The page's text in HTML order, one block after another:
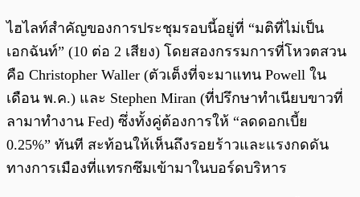
ไฮไลท์สำคัญของการประชุมรอบนี้อยู่ที่ “มติที่ไม่เป็น
เอกฉันท์” (10 ต่อ 2 เสียง) โดยสองกรรมการที่โหวตสวน
คือ Christopher Waller (ตัวเต็งที่จะมาแทน Powell ใน
เดือน พ.ค.) และ Stephen Miran (ที่ปรึกษาทำเนียบขาวที่
ลามาทำงาน Fed) ซึ่งทั้งคู่ต้องการให้ “ลดดอกเบี้ย
0.25%” ทันที สะท้อนให้เห็นถึงรอยร้าวและแรงกดดัน
ทางการเมืองที่แทรกซึมเข้ามาในบอร์ดบริหาร